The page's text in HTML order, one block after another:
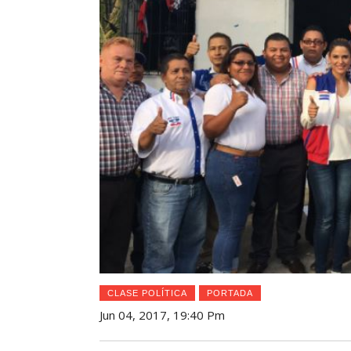
CLASE POLÍTICA PORTADA
Jun 04, 2017, 19:40 Pm